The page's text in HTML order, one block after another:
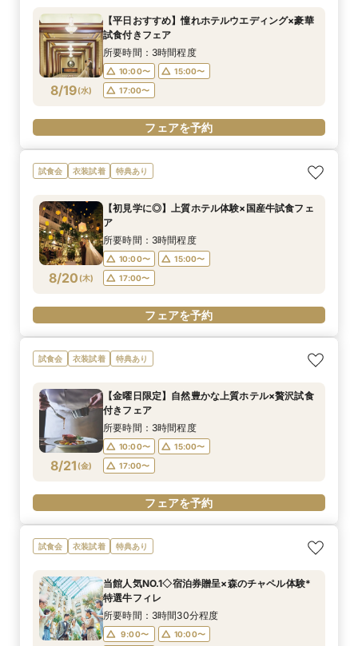
8/19(水)
【平日おすすめ】憧れホテルウエディング×豪華
試食付きフェア
所要時間：3時間程度
10:00〜
15:00〜
17:00〜
フェアを予約
試食会 衣装試着 特典あり
8/20 (木)
【初見学に◎】上質ホテル体験×国産牛試食フェ
ア
所要時間：3時間程度
10:00〜
15:00〜
17:00〜
フェアを予約
試食会 衣装試着 特典あり
8/21 (金)
【金曜日限定】自然豊かな上質ホテル×贅沢試食
付きフェア
所要時間：3時間程度
10:00〜
15:00〜
17:00〜
フェアを予約
試食会 衣装試着 特典あり
当館人気NO.1◇宿泊券贈呈×森のチャペル体験*
特選牛フィレ
所要時間：3時間30分程度
9:00〜 10:00〜